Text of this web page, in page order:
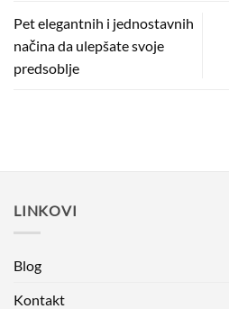
Pet elegantnih i jednostavnih
načina da ulepšate svoje
predsoblje
LINKOVI
Blog
Kontakt